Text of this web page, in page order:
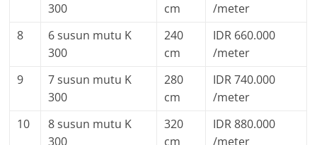
300
cm
/meter
8
6 susun mutu K
300
240
cm
IDR 660.000
/meter
9
7 susun mutu K
300
280
cm
IDR 740.000
/meter
10
8 susun mutu K
300
320
cm
IDR 880.000
/meter